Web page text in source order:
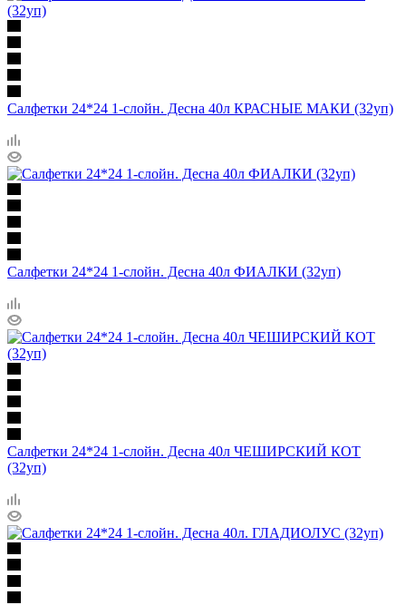
Салфетки 24*24 1-слойн. Десна 40л КРАСНЫЕ МАКИ (32уп)
Салфетки 24*24 1-слойн. Десна 40л ФИАЛКИ (32уп)
Салфетки 24*24 1-слойн. Десна 40л ЧЕШИРСКИЙ КОТ
(32уп)